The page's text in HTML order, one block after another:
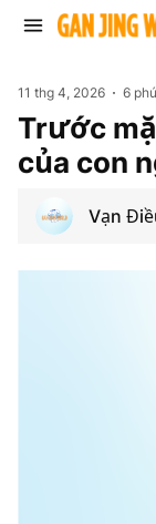
11 thg 4, 2026 6
Trước
của con
Vạn